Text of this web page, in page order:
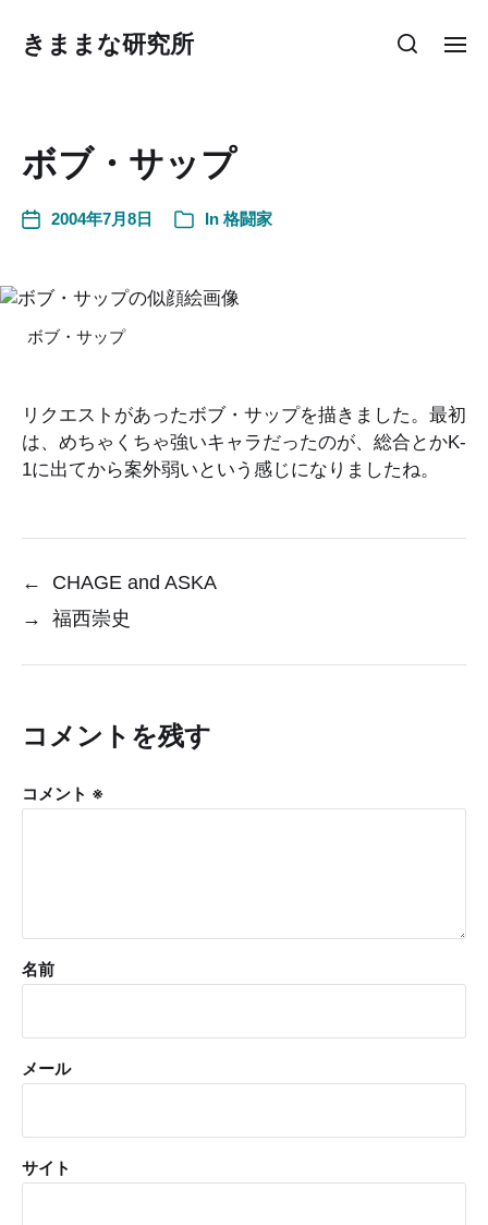
きままな研究所
ボブ・サップ
2004年7月8日 In 格闘家
ボブ・サップ
リクエストがあったボブ・サップを描きました。最初
は、めちゃくちゃ強いキャラだったのが、総合とかK-
1に出てから案外弱いという感じになりましたね。
←
CHAGE and ASKA
→
福西崇史
コメントを残す
コメント ※
名前
メール
サイト